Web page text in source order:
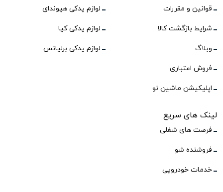
قوانین و مقررات
شرایط بازگشت کالا
وبلاگ
فروش اعتباری
اپلیکیشن ماشین نو
لوازم یدکی هیوندای
لوازم یدکی کیا
لوازم یدکی برلیانس
لینک های سریع
فرصت های شغلی
فروشنده شو
خدمات خودرویی